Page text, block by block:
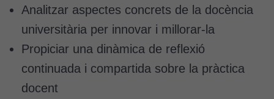
Analitzar aspectes concrets de la docència
universitària per innovar i millorar-la
Propiciar una dinàmica de reflexió
continuada i compartida sobre la pràctica
docent